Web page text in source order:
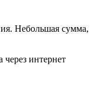
Небольшая сумма,